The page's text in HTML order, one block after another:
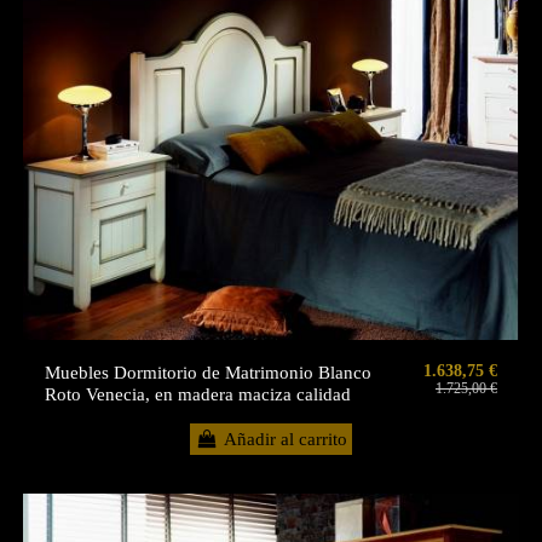
Muebles Dormitorio de Matrimonio Blanco
Roto Venecia, en madera maciza calidad
1.638,75 €
1.725,00 €
Añadir al carrito